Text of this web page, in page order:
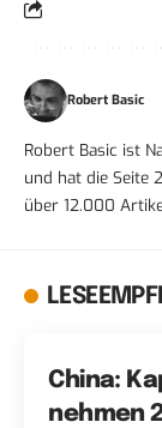
Robert Basic
Robert Basic ist
und hat die Seite
über 12.000
China:
nehmen